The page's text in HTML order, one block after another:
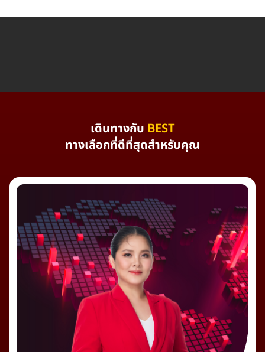
เดินทางกับ BEST
ทางเลือกที่ดีที่สุดสำหรับคุณ